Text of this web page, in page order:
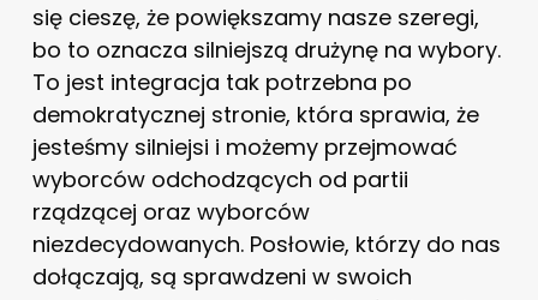
się cieszę, że powiększamy nasze szeregi,
bo to oznacza silniejszą drużynę na wybory.
To jest integracja tak potrzebna po
demokratycznej stronie, która sprawia, że
jesteśmy silniejsi i możemy przejmować
wyborców odchodzących od partii
rządzącej oraz wyborców
niezdecydowanych. Posłowie, którzy do nas
dołączają, są sprawdzeni w swoich